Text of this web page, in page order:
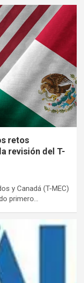
retos
revisión del T-
y Canadá (T-MEC)
primero…